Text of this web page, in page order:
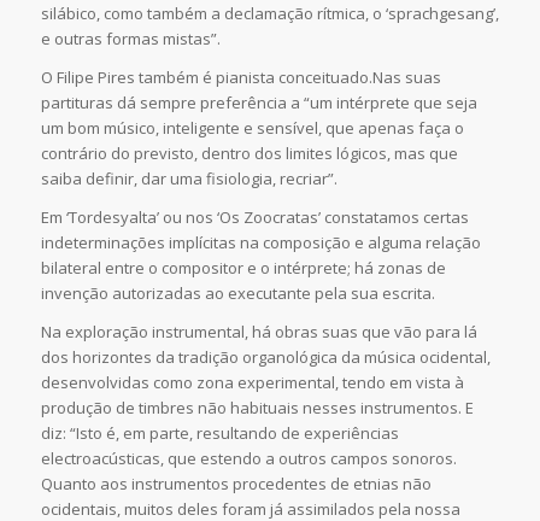
silábico, como também a declamação rítmica, o ‘sprachgesang’,
e outras formas mistas”.
O Filipe Pires também é pianista conceituado.Nas suas
partituras dá sempre preferência a “um intérprete que seja
um bom músico, inteligente e sensível, que apenas faça o
contrário do previsto, dentro dos limites lógicos, mas que
saiba definir, dar uma fisiologia, recriar”.
Em ‘Tordesyalta’ ou nos ‘Os Zoocratas’ constatamos certas
indeterminações implícitas na composição e alguma relação
bilateral entre o compositor e o intérprete; há zonas de
invenção autorizadas ao executante pela sua escrita.
Na exploração instrumental, há obras suas que vão para lá
dos horizontes da tradição organológica da música ocidental,
desenvolvidas como zona experimental, tendo em vista à
produção de timbres não habituais nesses instrumentos. E
diz: “Isto é, em parte, resultando de experiências
electroacústicas, que estendo a outros campos sonoros.
Quanto aos instrumentos procedentes de etnias não
ocidentais, muitos deles foram já assimilados pela nossa